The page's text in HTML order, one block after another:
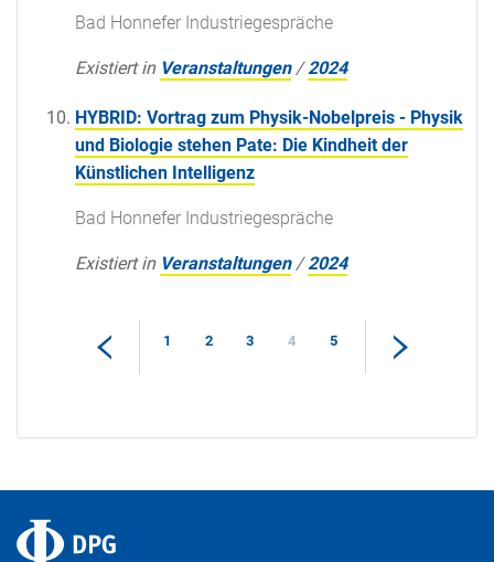
Bad Honnefer Industriegespräche
Existiert in Veranstaltungen /2024
HYBRID: Vortrag zum Physik-Nobelpreis - Physik
und Biologie stehen Pate: Die Kindheit der
Künstlichen Intelligenz
Bad Honnefer Industriegespräche
Existiert in Veranstaltungen /2024
1 2 3 4 5